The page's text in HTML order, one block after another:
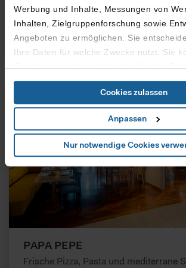
Werbung und Inhalte, Messungen von
Inhalten, Zielgruppenforschung sowie
Angeboten zu ermöglichen. Sie
Ihre Daten für welche Zwecke nutzt. Sie
Einwilligung jederzeit über die Cookie-
durch Klicken auf das Privacy Trigger
Wenn Sie es erlauben, würden wir auch
Informationen über Ihre geografische
welche bis auf einige Meter genau
Ihr Gerät durch aktives Scannen
Merkmalen (Fingerprinting)
Erfahren Sie mehr darüber, wie Ihre
verarbeitet werden, und legen Sie Ihre
Abschnitt Detailsfest.
Zur fortlaufenden Analyse des
Cookies zulassen
Anpassen
Nur notwendige Cookies
Typisch deutsche Snacks und
PAPA PEPE
Frische Pizza, Pasta und mediterrane